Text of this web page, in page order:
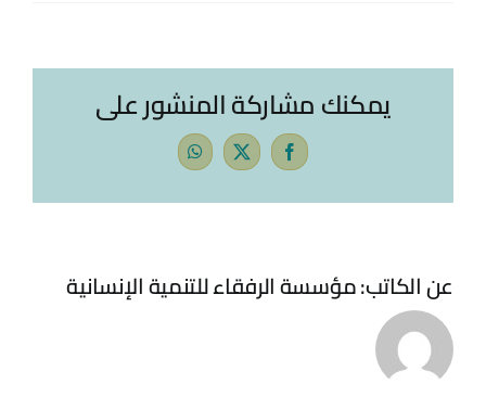
يمكنك مشاركة المنشور على
Facebook
X
WhatsApp
عن الكاتب:مؤسسة الرفقاء للتنمية الإنسانيةنفذت الرفقاء
مشروع حفر
بئر مياه